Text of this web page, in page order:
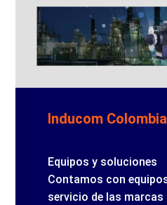
Inducom Colombia
Equipos y soluciones
Contamos con
servicio de las